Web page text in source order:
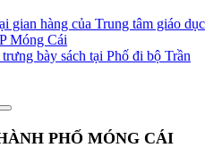
gian hàng của Trung tâm giáo dục
Móng Cái
bày sách tại Phố đi bộ Trần
PHỐ MÓNG CÁI